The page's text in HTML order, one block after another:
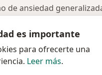
de ansiedad
en esta categoría:
más populares
de Coomeva Medicina
es importante
para ofrecerte una
Leer más.